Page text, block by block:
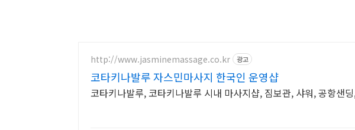
http://www.jasminemassage.co.kr 광고
코타키나발루 자스민마사지 한국인 운영샵
코타키나발루, 코타키나발루 시내 마사지샵, 짐보관, 샤워, 공항샌